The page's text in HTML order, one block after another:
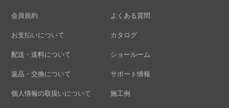
会員規約
お支払いについて
配送・送料について
返品・交換について
個人情報の取扱いについて
よくある質問
カタログ
ショールーム
サポート情報
施工例